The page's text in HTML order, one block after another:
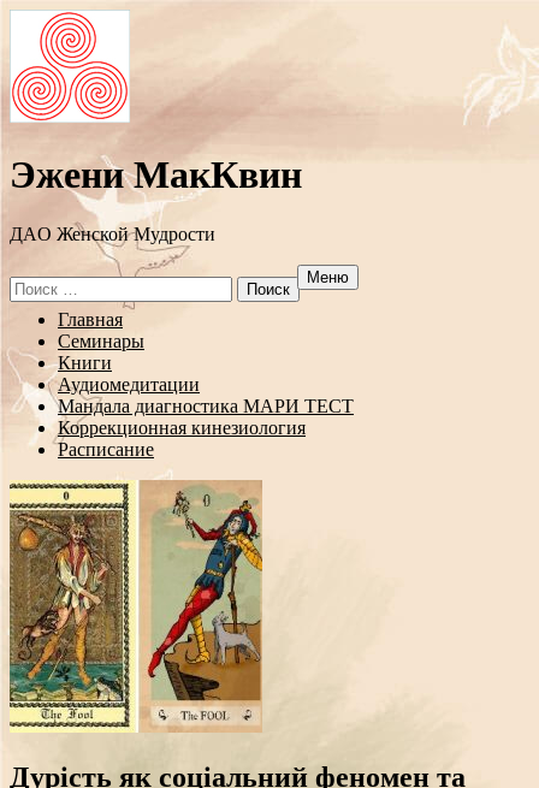
Эжени МакКвин
ДAO Женской Мудрости
Search
for:
Меню
Перейти
содержанию
Главная
Семинары
Книги
Аудиомедитации
Мандала диагностика МАРИ ТЕСТ
Коррекционная кинезиология
Расписание
Дурість як соціальний феномен та